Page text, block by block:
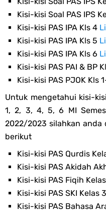
Kisi-kisi Soal PAS IPS
Kisi-kisi PAS IPA Kls 4
Kisi-kisi PAS IPA Kls 5
Kisi-kisi PAS IPA Kls 6
Kisi-kisi PAS PAI & BP
Kisi-kisi PAS PJOK Kls
Untuk mengetahui kisi-
1, 2, 3, 4, 5, 6 MI
2022/2023 silahkan
berikut
Kisi-kisi PAS Qurdis
Kisi-kisi PAS Akidah
Kisi-kisi PAS Fiqih
Kisi-kisi PAS SKI Kelas
Kisi-kisi PAS Bahasa